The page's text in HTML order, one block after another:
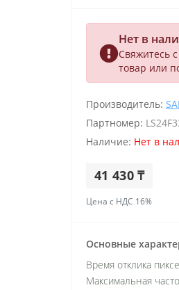
Нет в
Свяжитесь
товар или
Производитель:
Партномер:
Наличие: Нет в
41 430 ₸
Цена с НДС 16%
Основные
Время отклика
Максимальная